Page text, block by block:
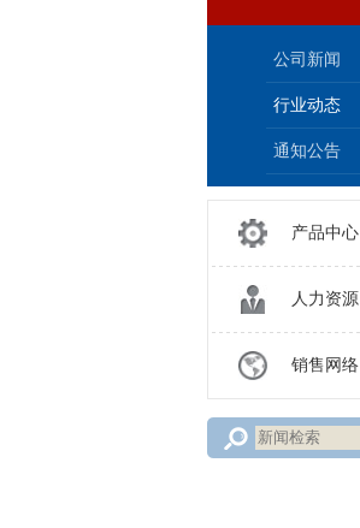
公司新闻
行业动态
通知公告
产品中心
人力资源
销售网络